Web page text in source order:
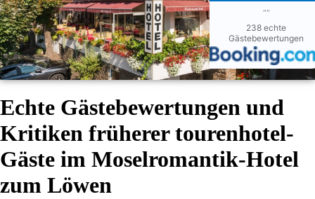
""
238 echte
Gästebewertungen
Echte Gästebewertungen und
Kritiken früherer tourenhotel-
Gäste im Moselromantik-Hotel
zum Löwen